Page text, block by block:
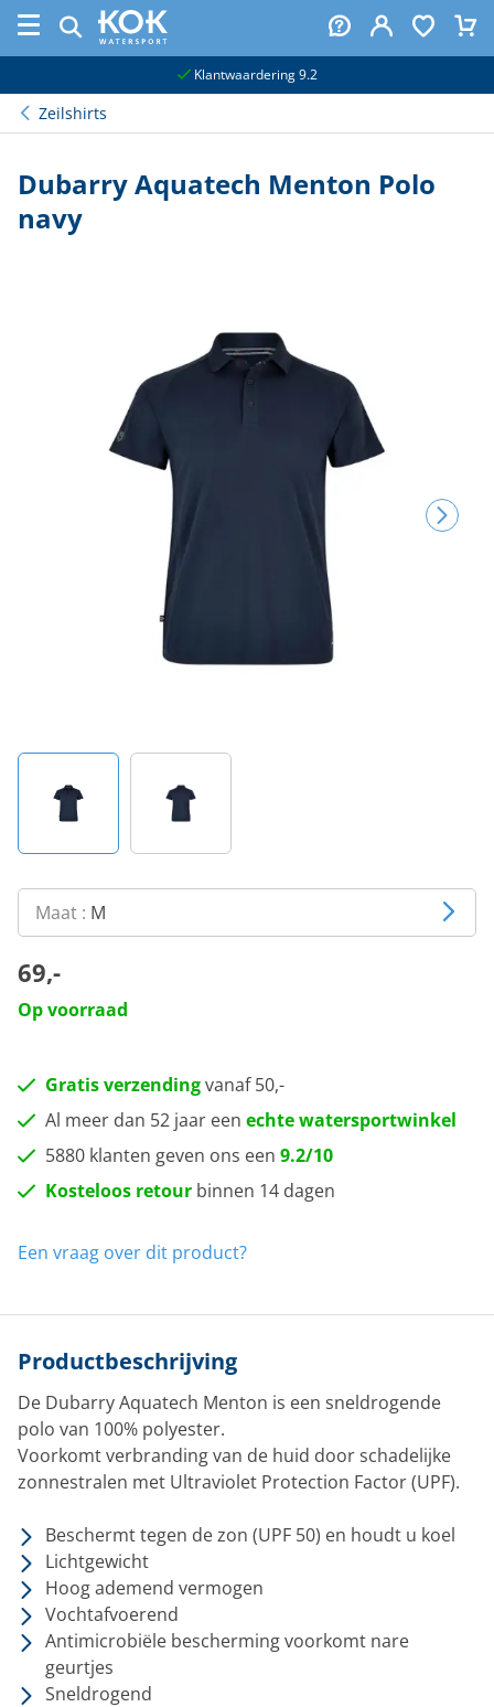
Klantwaardering 9.2
Zeilshirts
Dubarry Aquatech Menton Polo
navy
Maat : M
69,-
Op voorraad
Gratis verzendingvanaf 50,-
Al meer dan 52 jaar een echte watersportwinkel
5880 klanten geven ons een 9.2/10
Kosteloos retour binnen 14 dagen
Een vraag over dit product?
Productbeschrijving
De Dubarry Aquatech Menton is een sneldrogende
polo van 100% polyester.
Voorkomt verbranding van de huid door schadelijke
zonnestralen met Ultraviolet Protection Factor (UPF).
Beschermt tegen de zon (UPF 50) en houdt u koel
Lichtgewicht
Hoog ademend vermogen
Vochtafvoerend
Antimicrobiële bescherming voorkomt nare
geurtjes
Sneldrogend